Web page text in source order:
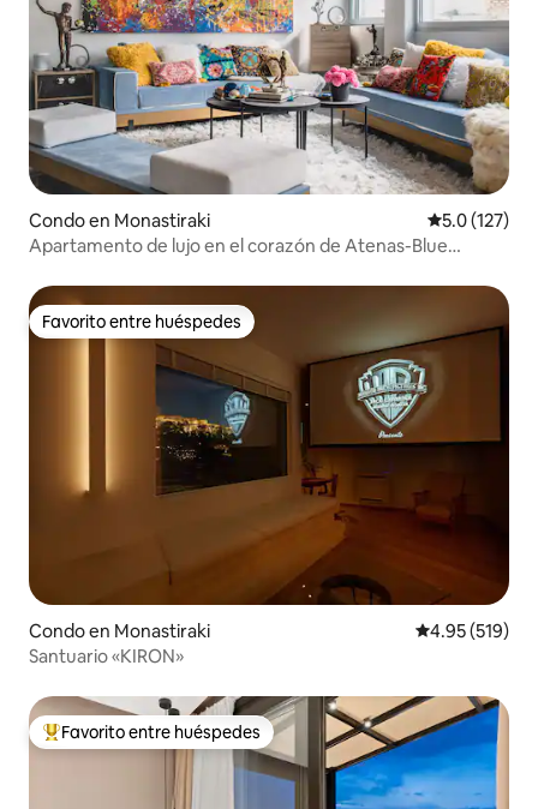
Condo en Monastiraki Calificación
5.0 (127)
Apartamento de lujo en el corazón de Atenas-Blue
Favorito entre huéspedes
Favorito entre huéspedes
Condo en Monastiraki Calificación
4.95 (519)
Santuario «KIRON»
Favorito entre huéspedes preferido
Favorito entre huéspedes